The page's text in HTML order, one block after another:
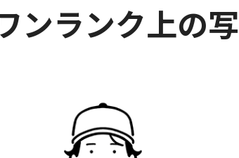
ランク上の写